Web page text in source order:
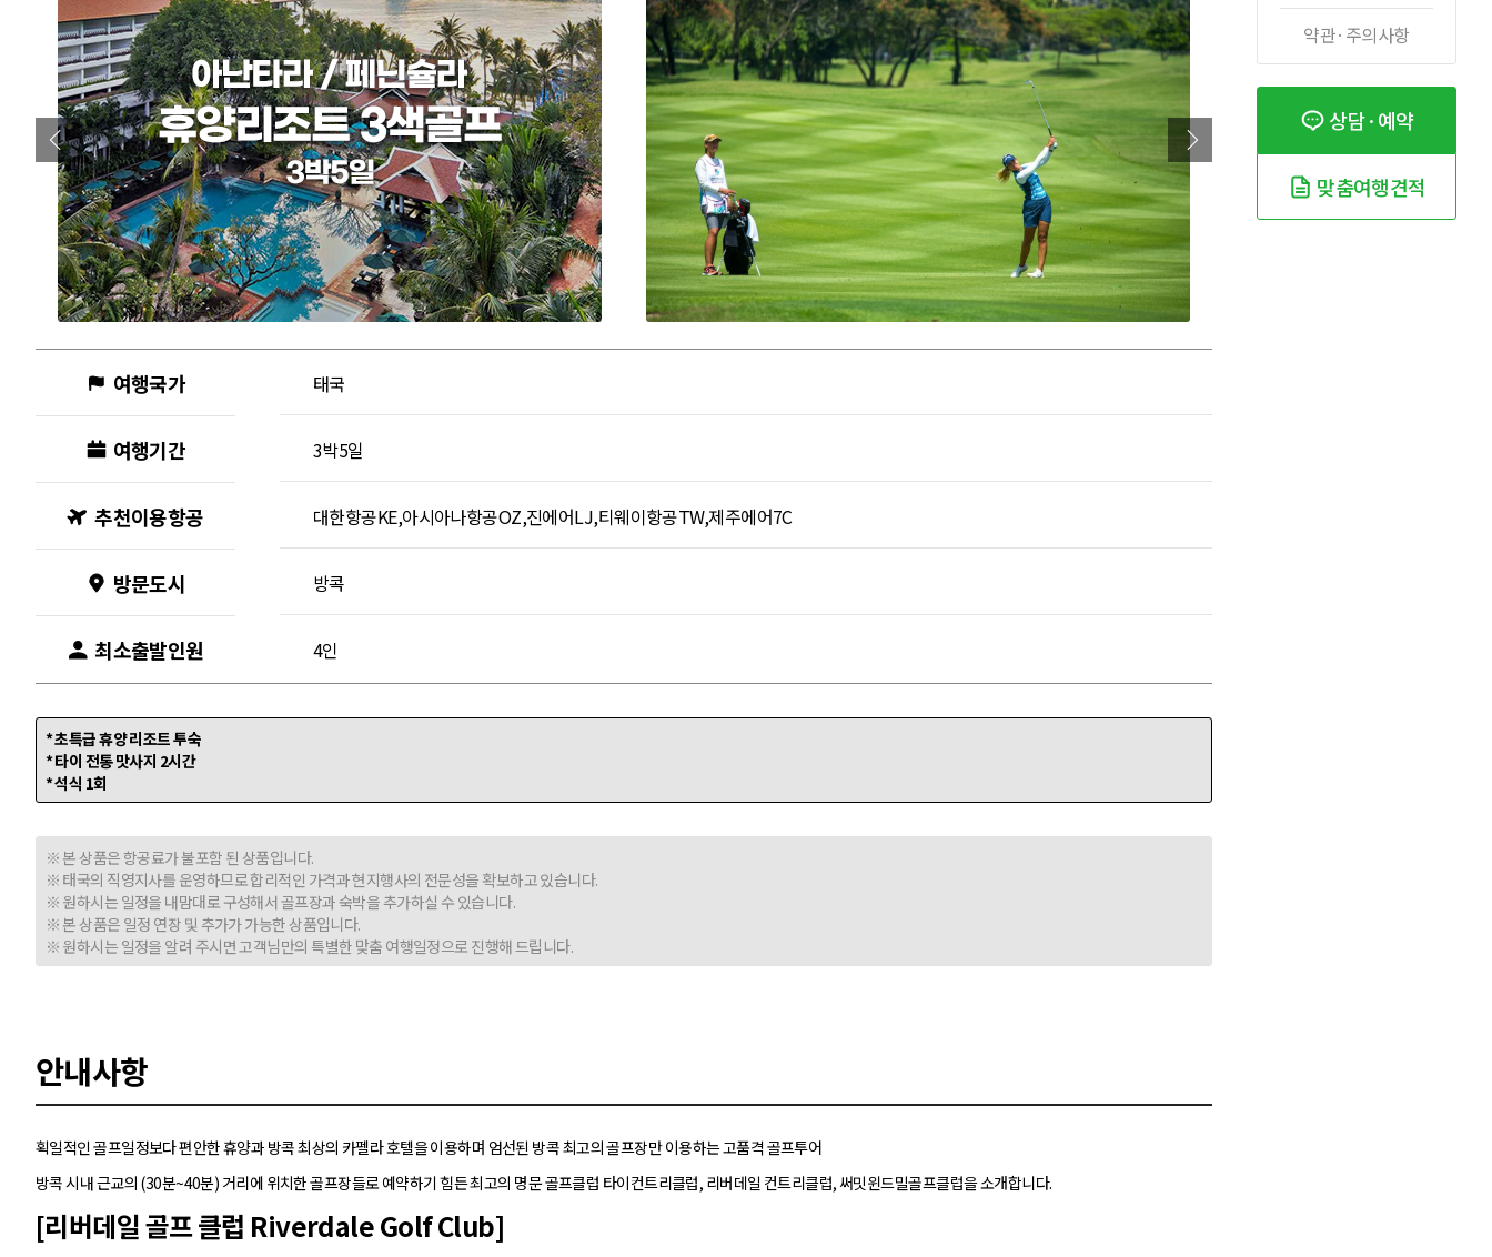
여행국가 태국
여행기간 3박5일
추천이용항공 대한항공KE,아시아나항공OZ,진에어LJ,티웨이항공TW,제주에어7C
방문도시 방콕
최소출발인원 4인
* 초특급 휴양 리조트 투숙
* 타이 전통 맛사지 2시간
* 석식 1회
※ 본 상품은 항공료가 불포함 된 상품입니다.
※ 태국의 직영지사를 운영하므로 합리적인 가격과 현지행사의 전문성을 확보하고 있습니다.
※ 원하시는 일정을 내맘대로 구성해서 골프장과 숙박을 추가하실 수 있습니다.
※ 본 상품은 일정 연장 및 추가가 가능한 상품입니다.
※ 원하시는 일정을 알려 주시면 고객님만의 특별한 맞춤 여행일정으로 진행해 드립니다.
안내사항
획일적인 골프일정보다 편안한 휴양과 방콕 최상의 카펠라 호텔을 이용하며 엄선된 방콕 최고의 골프장만 이용하는 고품격 골프투어
방콕 시내 근교의 (30분~40분) 거리에 위치한 골프장들로 예약하기 힘든 최고의 명문 골프클럽 타이컨트리클럽, 리버데일 컨트리클럽, 써밋윈드밀골프클럽을 소개합니다.
[리버데일 골프 클럽 Riverdale Golf Club]
약관·주의사항
상담·예약
맞춤여행견적